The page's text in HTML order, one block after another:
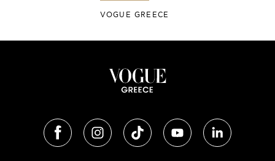
VOGUE GREECE